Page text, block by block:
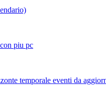
piu pc
temporale eventi da